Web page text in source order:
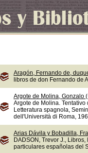
Aragón, Fernando de,
libros de don Fernando de
Argote de Molina, Gonzalo
Argote de Molina.
Letteratura spagnola,
dell'Università di Roma,
Arias Dávila y Bobadilla,
DADSON, Trevor J.,
particulares españolas del